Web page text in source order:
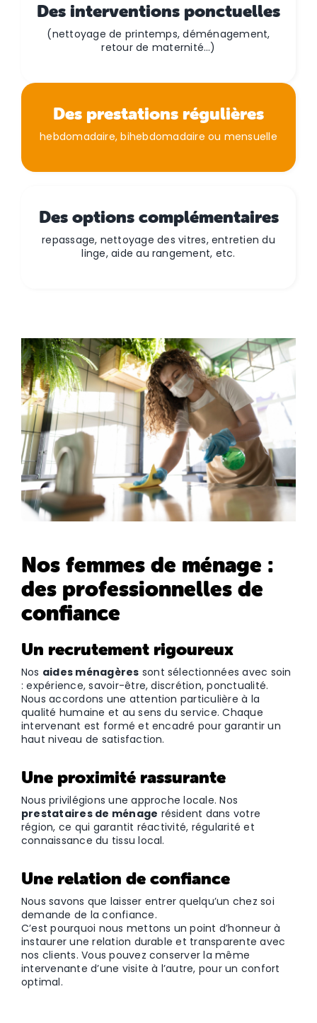
Des interventions ponctuelles
(nettoyage de printemps, déménagement,
retour de maternité…)
Des prestations régulières
hebdomadaire, bihebdomadaire ou mensuelle
Des options complémentaires
repassage, nettoyage des vitres, entretien du
linge, aide au rangement, etc.
Nos femmes de ménage :
des professionnelles de
confiance
Un recrutement rigoureux
Nos aides ménagères sont sélectionnées avec soin
: expérience, savoir-être, discrétion, ponctualité.
Nous accordons une attention particulière à la
qualité humaine et au sens du service. Chaque
intervenant est formé et encadré pour garantir un
haut niveau de satisfaction.
Une proximité rassurante
Nous privilégions une approche locale. Nos
prestataires de ménage résident dans votre
région, ce qui garantit réactivité, régularité et
connaissance du tissu local.
Une relation de confiance
Nous savons que laisser entrer quelqu’un chez soi
demande de la confiance.
C’est pourquoi nous mettons un point d’honneur à
instaurer une relation durable et transparente avec
nos clients. Vous pouvez conserver la même
intervenante d’une visite à l’autre, pour un confort
optimal.